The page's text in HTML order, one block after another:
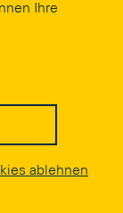
Ihre
ablehnen